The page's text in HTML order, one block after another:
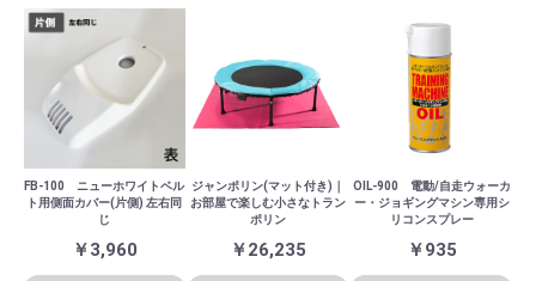
FB-100 ニューホワイトベル
ト用側面カバー(片側) 左右同
じ
￥3,960
ジャンポリン(マット付き)｜
お部屋で楽しむ小さなトラン
ポリン
￥26,235
OIL-900 電動/自走ウォーカ
ー・ジョギングマシン専用シ
リコンスプレー
￥935